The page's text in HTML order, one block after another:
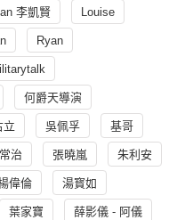
李凱賢 Louise
Ryan
何爵天導演
立 吳佩孚 基哥
治 張曉嵐 朱利安
偉倫 湯寳如
葉家寶 薛影儀 - 阿儀